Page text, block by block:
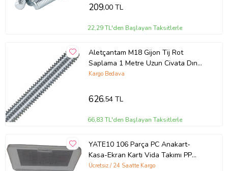
209,00 TL
22,29 TL'den Başlayan Taksitlerle
Aletçantam M18 Gijon Tij Rot
Saplama 1 Metre Uzun Civata Dın
975 Beyaz Vida
Kargo Bedava
626,54 TL
66,83 TL'den Başlayan Taksitlerle
YATE10 106 Parça PC Anakart-
Kasa-Ekran Kartı Vida Takımı PP
Kutulu
Ücretsiz / 24 Saatte Kargo